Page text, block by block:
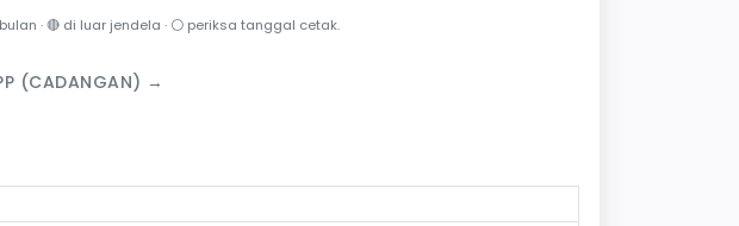
·🔴 di luar jendela · ⚪ periksa tanggal cetak.
(CADANGAN) →